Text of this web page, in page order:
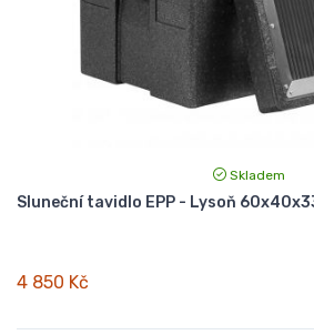
Skladem
Sluneční tavidlo EPP - Lysoň
4 850 Kč